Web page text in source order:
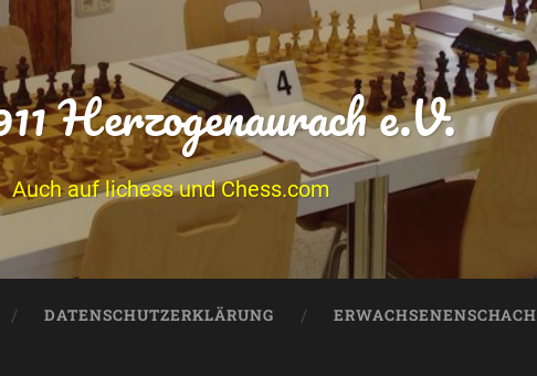
Herzogenaurach e.V.
Auch auf lichess und Chess.com
DATENSCHUTZERKLÄRUNG ERWACHSENENSCHACH